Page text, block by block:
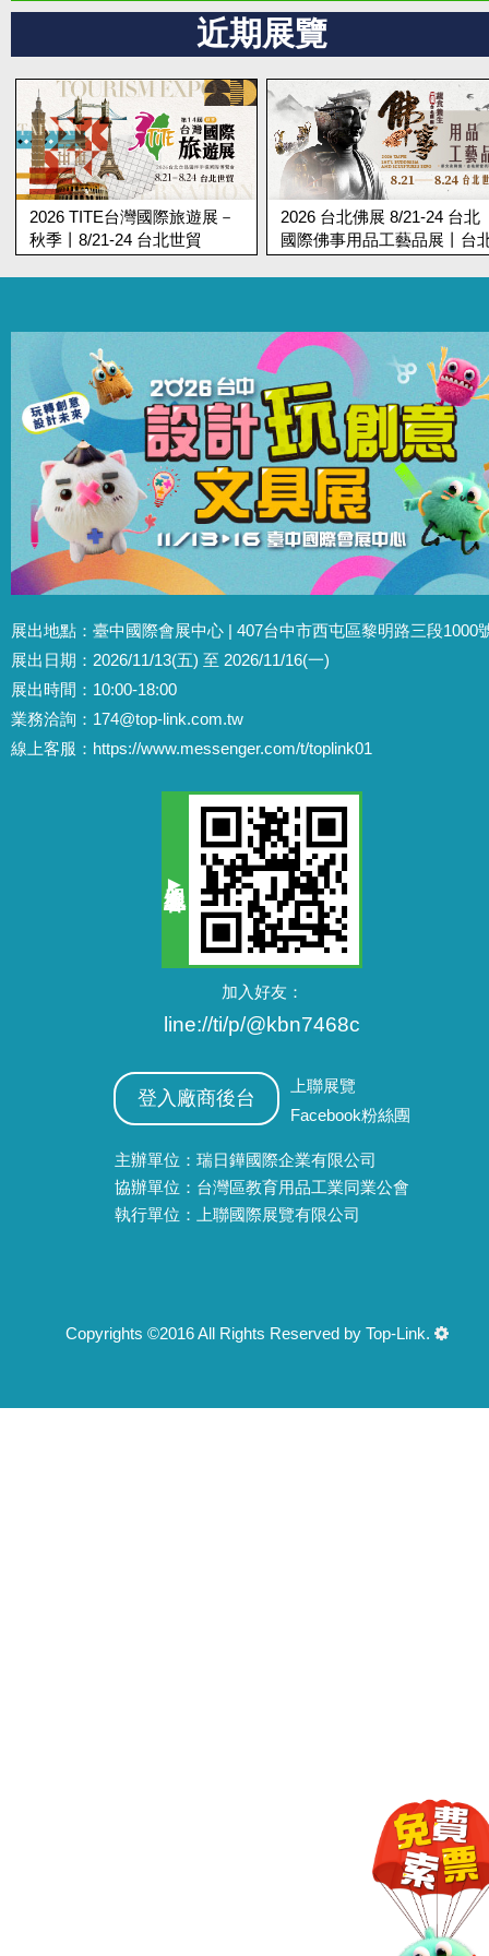
近期展覽
2026 台北佛展 8/21-24 台北
國際佛事用品工藝品展丨台北
第19屆台北蔬食展 8/21-24
北國際蔬食養生展丨台北世
展出地點：臺中國際會展中心 | 407台中市西屯區黎明路三段1000
展出日期：2026/11/13(五) 至 2026/11/16(一)
展出時間：10:00-18:00
業務洽詢： 174@top-link.com.tw
線上客服： https://www.messenger.com/t/toplink01
加入好友：
line://ti/p/@kbn7468c
登入廠商後台
上聯展覽
Facebook粉絲團
主辦單位：瑞日鏵國際企業有限公司
協辦單位：台灣區教育用品工業同業公會
執行單位：上聯國際展覽有限公司
Copyrights ©2016 All Rights Reserved by Top-Link.